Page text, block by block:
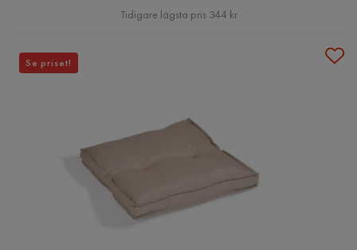
Pris
Tidigare lägsta pris 344 kr
Se priset!